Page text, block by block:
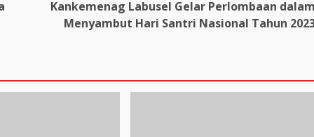
Kankemenag Labusel Gelar Perlombaan
Menyambut Hari Santri Nasional Tahun